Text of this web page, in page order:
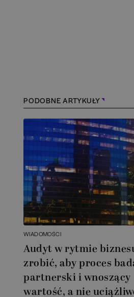
PODOBNE ARTYKUŁY
WIADOMOŚCI
Audyt w rytmie
zrobić, aby proces
partnerski i wnoszący
wartość, a nie